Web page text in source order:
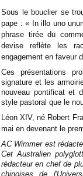
Sous le bouclier se
pape : « In illo uno
phrase tirée du
devise reflète les
engagement en faveur
Ces présentations
signature et les
nouveau pontificat et
style pastoral que le
Léon XIV, né Robert
mai en devenant le
AC Wimmer est
Cet Australien
rédacteur en chef de
chinoises de